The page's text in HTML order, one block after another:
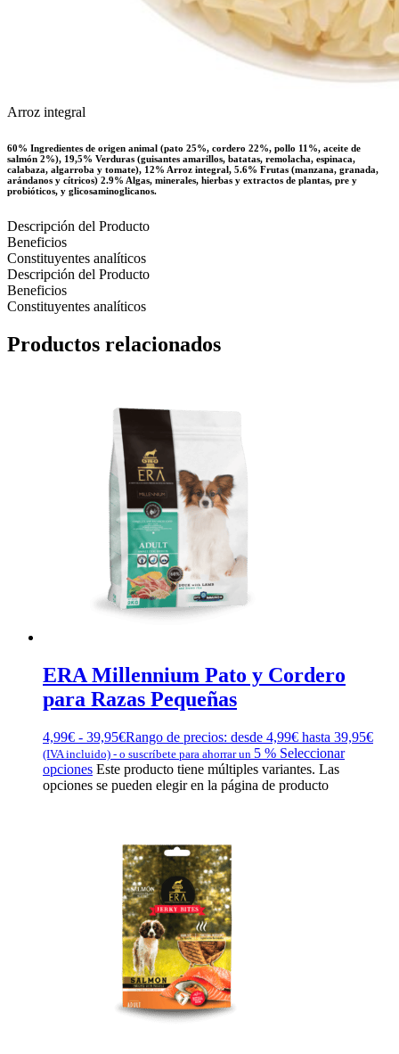
Arroz integral
60% Ingredientes de origen animal (pato 25%, cordero 22%, pollo 11%, aceite de
salmón 2%), 19,5% Verduras (guisantes amarillos, batatas, remolacha, espinaca,
calabaza, algarroba y tomate), 12% Arroz integral, 5.6% Frutas (manzana, granada,
arándanos y cítricos) 2.9% Algas, minerales, hierbas y extractos de plantas, pre y
probióticos, y glicosaminoglicanos.
Descripción del Producto
Beneficios
Constituyentes analíticos
Descripción del Producto
Beneficios
Constituyentes analíticos
Productos relacionados
ERA Millennium Pato y Cordero
para Razas Pequeñas
4,99€ - 39,95€Rango de precios: desde 4,99€ hasta 39,95€
(IVA incluido) - o suscríbete para ahorrar un 5 % Seleccionar
opciones Este producto tiene múltiples variantes. Las
opciones se pueden elegir en la página de producto